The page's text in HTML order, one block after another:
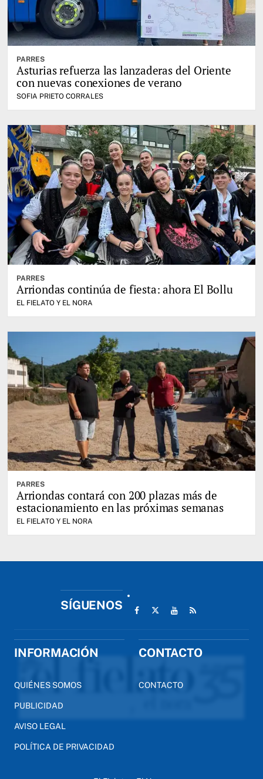
PARRES
Asturias refuerza las lanzaderas del Oriente
con nuevas conexiones de verano
SOFIA PRIETO CORRALES
PARRES
Arriondas continúa de fiesta: ahora El Bollu
EL FIELATO Y EL NORA
PARRES
Arriondas contará con 200 plazas más de
estacionamiento en las próximas semanas
EL FIELATO Y EL NORA
SÍGUENOS
INFORMACIÓN
QUIÉNES SOMOS
PUBLICIDAD
AVISO LEGAL
POLÍTICA DE PRIVACIDAD
CONTACTO
CONTACTO